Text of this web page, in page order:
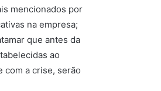
mencionados por
na empresa;
que antes da
ao
com a crise, serão